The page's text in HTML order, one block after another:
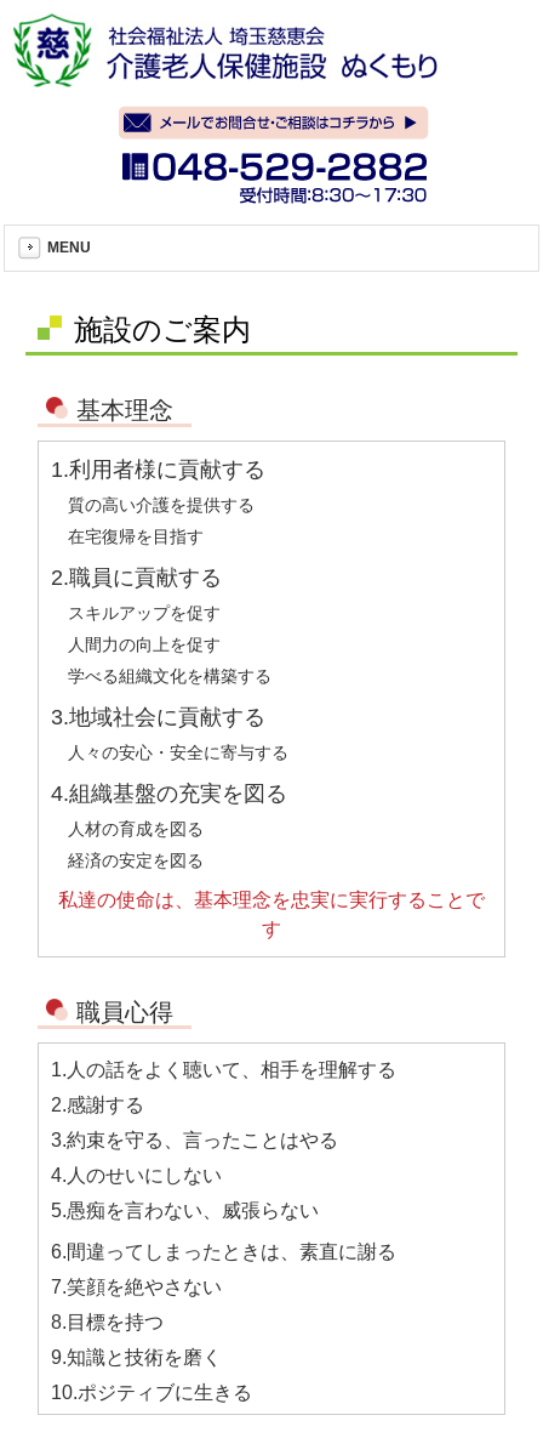
MENU
施設のご案内
基本理念
1.利用者様に貢献する
質の高い介護を提供する
在宅復帰を目指す
2.職員に貢献する
スキルアップを促す
人間力の向上を促す
学べる組織文化を構築する
3.地域社会に貢献する
人々の安心・安全に寄与する
4.組織基盤の充実を図る
人材の育成を図る
経済の安定を図る
私達の使命は、基本理念を忠実に実行することで
す
職員心得
1.人の話をよく聴いて、相手を理解する
2.感謝する
3.約束を守る、言ったことはやる
4.人のせいにしない
5.愚痴を言わない、威張らない
6.間違ってしまったときは、素直に謝る
7.笑顔を絶やさない
8.目標を持つ
9.知識と技術を磨く
10.ポジティブに生きる